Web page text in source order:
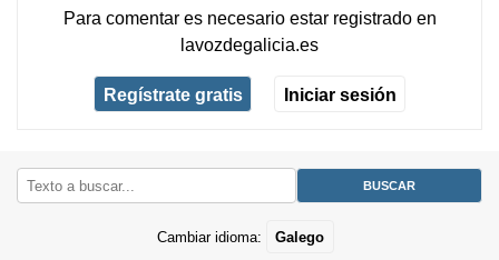
Para comentar es necesario estar registradoen
lavozdegalicia.es
Regístrate gratis Iniciar sesión
Cambiar idioma: Galego